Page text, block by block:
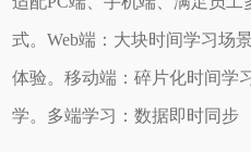
式。Web端：大块时间学习场
体验。移动端：碎片化时间学
学。多端学习：数据即时同步